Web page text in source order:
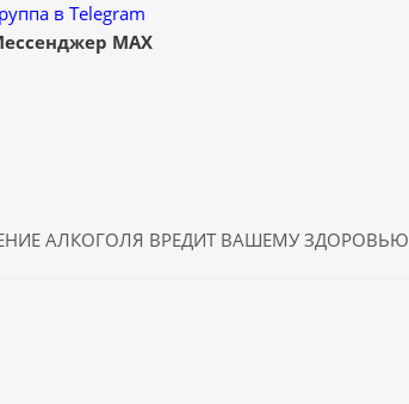
в Telegram
MAX
АЛКОГОЛЯ ВРЕДИТ ВАШЕМУ ЗДОРОВЬЮ